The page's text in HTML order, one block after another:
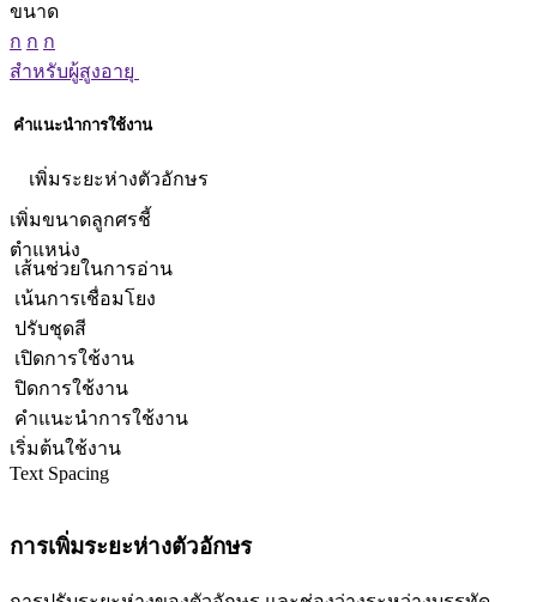
ขนาด
ก ก ก
สำหรับผู้สูงอายุ
คำแนะนำการใช้งาน
เพิ่มระยะห่างตัวอักษร
เพิ่มขนาดลูกศรชี้
ตำแหน่ง
เส้นช่วยในการอ่าน
เน้นการเชื่อมโยง
ปรับชุดสี
เปิดการใช้งาน
ปิดการใช้งาน
คำแนะนำการใช้งาน
เริ่มต้นใช้งาน
Text Spacing
การเพิ่มระยะห่างตัวอักษร